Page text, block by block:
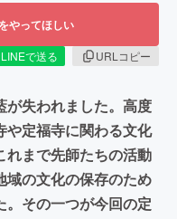
やってほしい
LINEで送る
URLコピー
が失われました。高度
や定福寺に関わる文化
れまで先師たちの活動
域の文化の保存のため
。その一つが今回の定